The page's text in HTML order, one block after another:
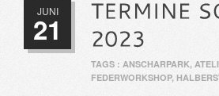
JUNI
21
TAGS : ANSCHARPARK,
FEDERWORKSHOP,